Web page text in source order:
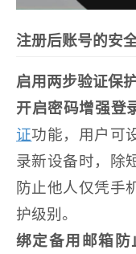
注册后账号的安
启用两步验证保
开启密码增强登
证功能，用户可
录新设备时，除
防止他人仅凭手
护级别。
绑定备用邮箱